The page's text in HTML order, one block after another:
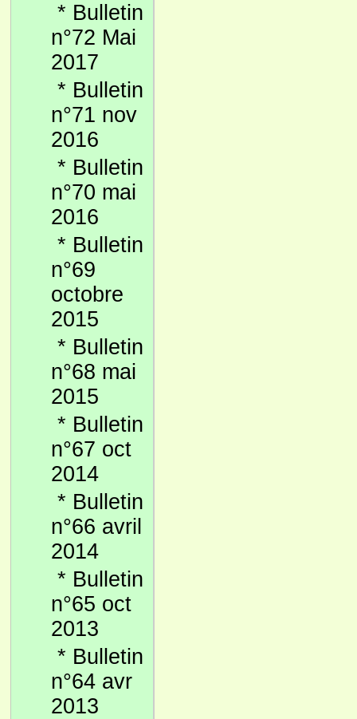
* Bulletin
n°72 Mai
2017
* Bulletin
n°71 nov
2016
* Bulletin
n°70 mai
2016
* Bulletin
n°69
octobre
2015
* Bulletin
n°68 mai
2015
* Bulletin
n°67 oct
2014
* Bulletin
n°66 avril
2014
* Bulletin
n°65 oct
2013
* Bulletin
n°64 avr
2013